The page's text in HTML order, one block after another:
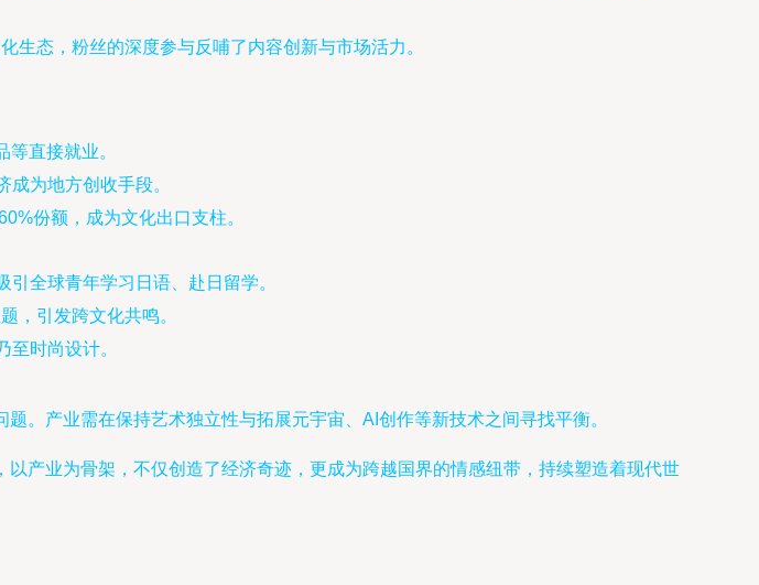
生态，粉丝的深度参与反哺了内容创新与市场活力。
直接就业。
成为地方创收手段。
份额，成为文化出口支柱。
引全球青年学习日语、赴日留学。
，引发跨文化共鸣。
至时尚设计。
。产业需在保持艺术独立性与拓展元宇宙、AI创作等新技术之间寻找平衡。
产业为骨架，不仅创造了经济奇迹，更成为跨越国界的情感纽带，持续塑造着现代世